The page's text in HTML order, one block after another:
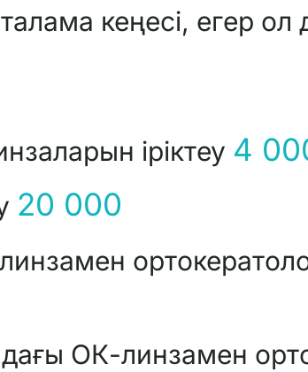
кеңесі, егер ол
іріктеу 4
20 000
ОК-линзамен